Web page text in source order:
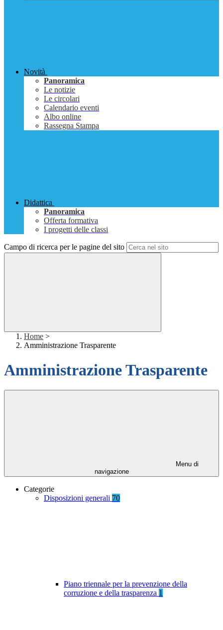
Novità
Panoramica
Le notizie
Le circolari
Calendario eventi
Albo online
Rassegna Stampa
Didattica
Panoramica
Offerta formativa
I progetti delle classi
Campo di ricerca per le pagine del sito
Home >
Amministrazione Trasparente
Amministrazione Trasparente
Menu di
navigazione
Categorie
Disposizioni generali 70
Piano triennale per la prevenzione della
corruzione e della trasparenza 1